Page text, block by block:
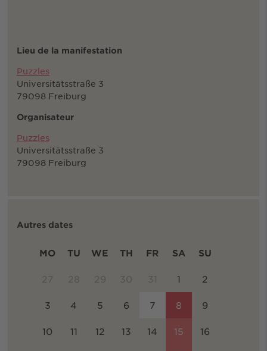
Lieu de la manifestation
Puzzles
Universitätsstraße 3
79098 Freiburg
Organisateur
Puzzles
Universitätsstraße 3
79098 Freiburg
Autres dates
MO TU WE TH FR SA SU
27 28 29 30 31 1 2
3 4 5 6 7 8 9
10 11 12 13 14 15 16